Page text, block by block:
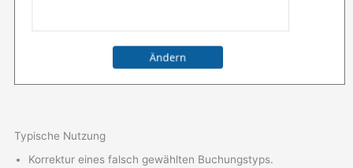
Typische Nutzung
Korrektur eines falsch gewählten Buchungstyps.